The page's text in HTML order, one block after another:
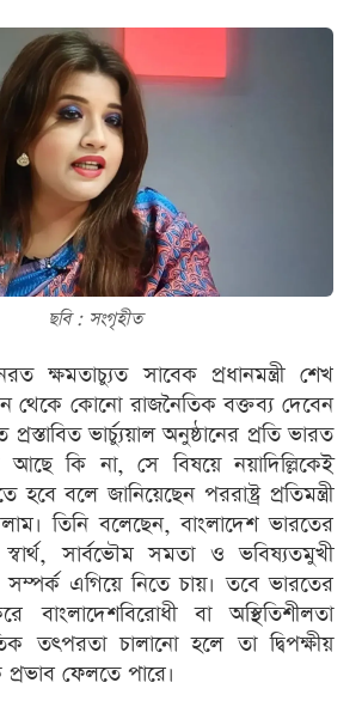
ছবি : সংগৃহীত
ক্ষমতাচ্যুত সাবেক প্রধানমন্ত্রী শেখ
থেকে কোনো রাজনৈতিক বক্তব্য দেবেন
ভার্চ্যুয়াল অনুষ্ঠানের প্রতি ভারত
কি না, সে বিষয়ে নয়াদিল্লিকেই
বলে জানিয়েছেন পররাষ্ট্র প্রতিমন্ত্রী
তিনি বলেছেন, বাংলাদেশ ভারতের
সার্বভৌম সমতা ও ভবিষ্যতমুখী
সম্পর্ক এগিয়ে নিতে চায়। তবে ভারতের
বাংলাদেশবিরোধী বা অস্থিতিশীলতা
তৎপরতা চালানো হলে তা দ্বিপক্ষীয়
প্রভাব ফেলতে পারে।